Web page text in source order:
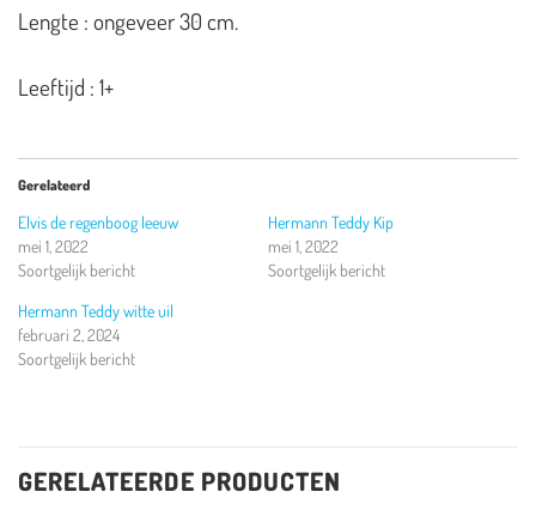
Lengte : ongeveer 30 cm.
Leeftijd : 1+
Gerelateerd
Elvis de regenboog leeuw
mei 1, 2022
Soortgelijk bericht
Hermann Teddy Kip
mei 1, 2022
Soortgelijk bericht
Hermann Teddy witte uil
februari 2, 2024
Soortgelijk bericht
GERELATEERDE PRODUCTEN